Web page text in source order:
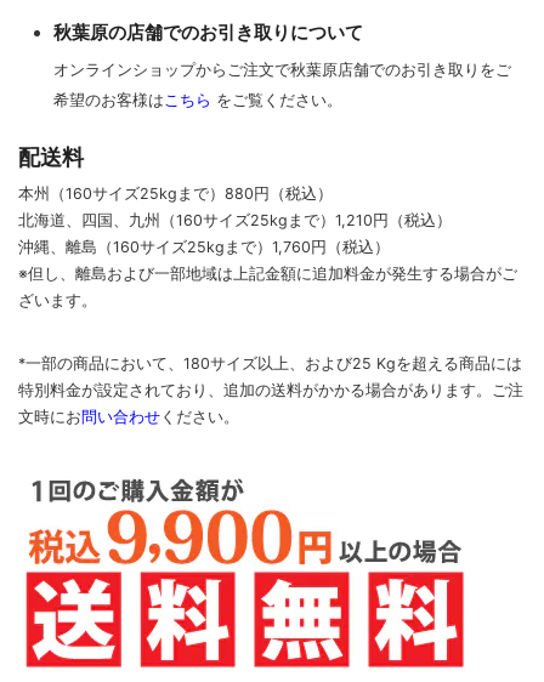
秋葉原の店舗でのお引き取りについて
オンラインショップからご注文で秋葉原店舗でのお引き取りをご
希望のお客様はこちら をご覧ください。
配送料
本州（160サイズ25kgまで）880円（税込）
北海道、四国、九州
（160サイズ25kgまで） 1,210円（税込）
沖縄、離島 （160サイズ25kgまで） 1,760円（税込）
※但し、離島および一部地域は上記金額に追加料金が発生する場合がご
ざいます。
*一部の商品において、180サイズ以上、および25 Kgを超える商品には
特別料金が設定されており、追加の送料がかかる場合があります。 ご注
文時にお問い合わせ ください。